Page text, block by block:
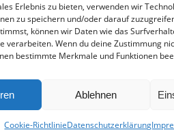
Erlebnis zu bieten, verwenden wir
zu speichern und/oder darauf
können wir Daten wie das
verarbeiten. Wenn du deine Zustimmung
bestimmte Merkmale und Funktionen
Ablehnen
Cookie-RichtlinieDatenschutzerklärung
COOKIE-RICHTLINIE